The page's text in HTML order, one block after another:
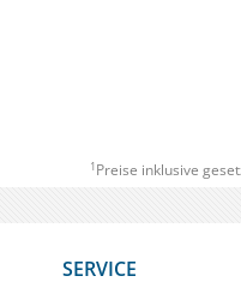
1 Preise inklusive
SERVICE